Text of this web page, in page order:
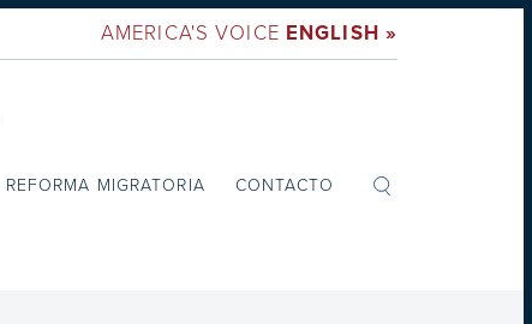
AMERICA'S VOICE ENGLISH »
REFORMA MIGRATORIA CONTACTO